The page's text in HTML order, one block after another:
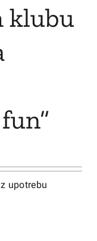
klubu
upotrebu